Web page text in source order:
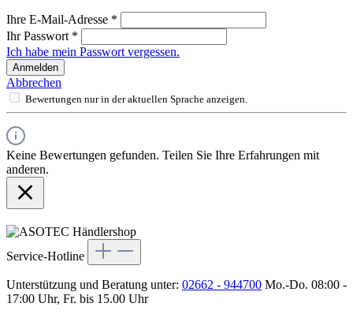
Ihre E-Mail-Adresse *
Ihr Passwort *
Ich habe mein Passwort vergessen.
Anmelden
Abbrechen
Bewertungen nur in der aktuellen Sprache anzeigen.
Keine Bewertungen gefunden. Teilen Sie Ihre Erfahrungen mit
anderen.
Service-Hotline
Unterstützung und Beratung unter: 02662 - 944700 Mo.-Do. 08:00 -
17:00 Uhr, Fr. bis 15.00 Uhr